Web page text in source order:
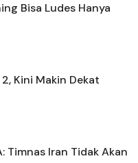
Bisa Ludes Hanya
Kini Makin Dekat
Timnas Iran Tidak Akan